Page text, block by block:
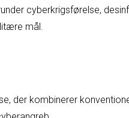
cyberkrigsførelse,
mål.
der kombinerer